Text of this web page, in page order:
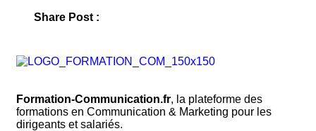
Share Post :
Formation-Communication.fr, la plateforme des
formations en Communication & Marketing pour les
dirigeants et salariés.